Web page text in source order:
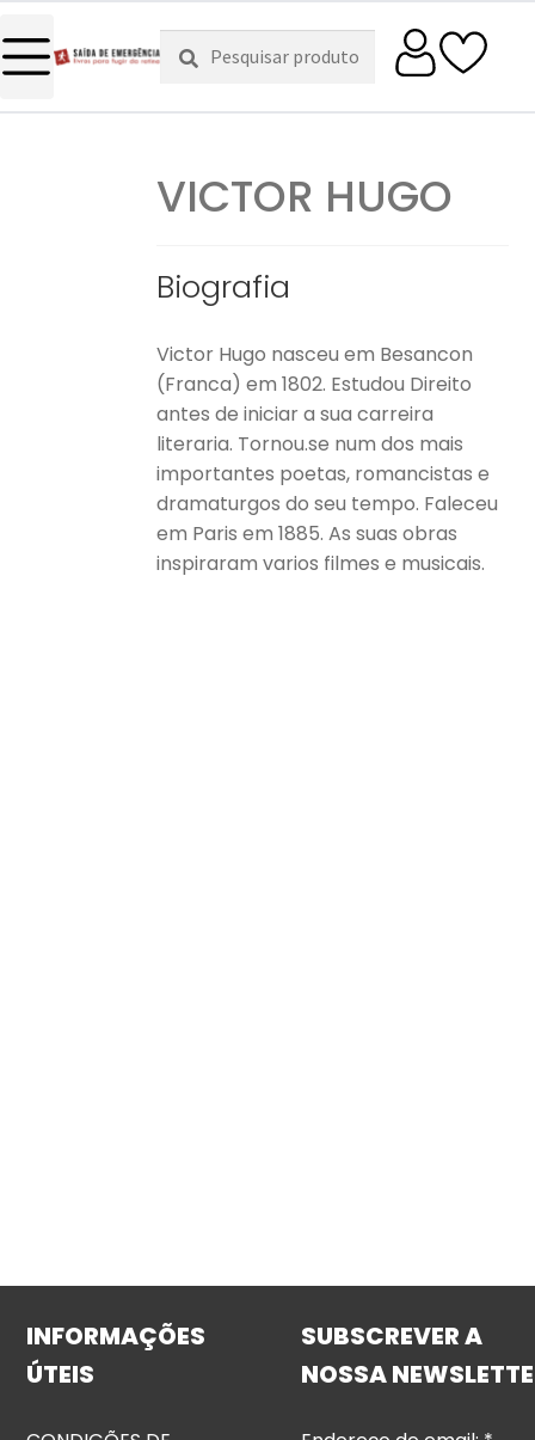
Pesquisar
por:
Pesquisa
VICTOR HUGO
Biografia
Victor Hugo nasceu em Besancon
(Franca) em 1802. Estudou Direito
antes de iniciar a sua carreira
literaria. Tornou.se num dos mais
importantes poetas, romancistas e
dramaturgos do seu tempo. Faleceu
em Paris em 1885. As suas obras
inspiraram varios filmes e musicais.
INFORMAÇÕES
ÚTEIS
SUBSCREVER A
NOSSA